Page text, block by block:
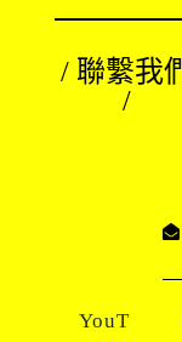
/ 聯繫我
/
YouT